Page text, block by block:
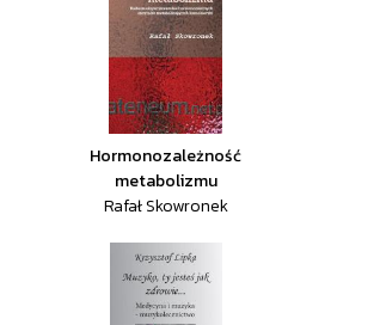
Hormonozależność
metabolizmu
Rafał Skowronek